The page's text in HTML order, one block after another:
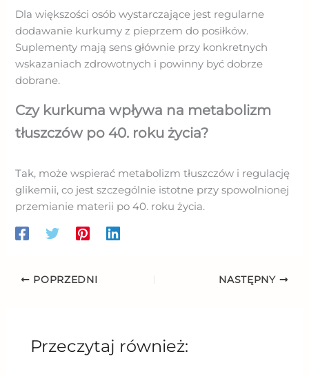
Dla większości osób wystarczające jest regularne
dodawanie kurkumy z pieprzem do posiłków.
Suplementy mają sens głównie przy konkretnych
wskazaniach zdrowotnych i powinny być dobrze
dobrane.
Czy kurkuma wpływa na metabolizm
tłuszczów po 40. roku życia?
Tak, może wspierać metabolizm tłuszczów i regulację
glikemii, co jest szczególnie istotne przy spowolnionej
przemianie materii po 40. roku życia.
POPRZEDNI NASTĘPNY
Przeczytaj również: